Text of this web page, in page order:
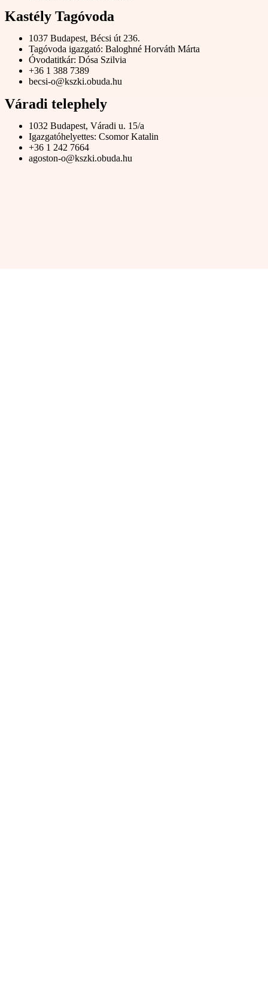
Kastély Tagóvoda
1037 Budapest, Bécsi út 236.
Tagóvoda igazgató: Baloghné Horváth Márta
Óvodatitkár: Dósa Szilvia
+36 1 388 7389
becsi-o@kszki.obuda.hu
Váradi telephely
1032 Budapest, Váradi u. 15/a
Igazgatóhelyettes: Csomor Katalin
+36 1 242 7664
agoston-o@kszki.obuda.hu